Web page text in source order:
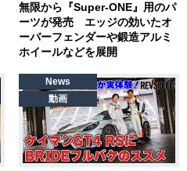
無限から『Super-ONE』用のパ
ーツが発売 エッジの効いたオ
ーバーフェンダーや鍛造アルミ
ホイールなどを展開
News
動画